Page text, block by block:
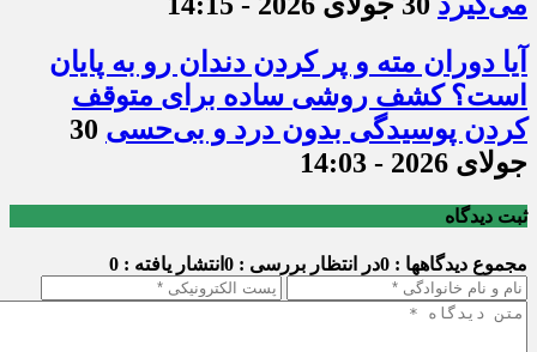
آیا دوران مته و پر کردن دندان رو به پایان
است؟ کشف روشی ساده برای متوقف
کردن پوسیدگی بدون درد و بی‌حسی 30
جولای 2026 - 14:03
ثبت دیدگاه
مجموع دیدگاهها : 0 در انتظار بررسی : 0 انتشار یافته : 0